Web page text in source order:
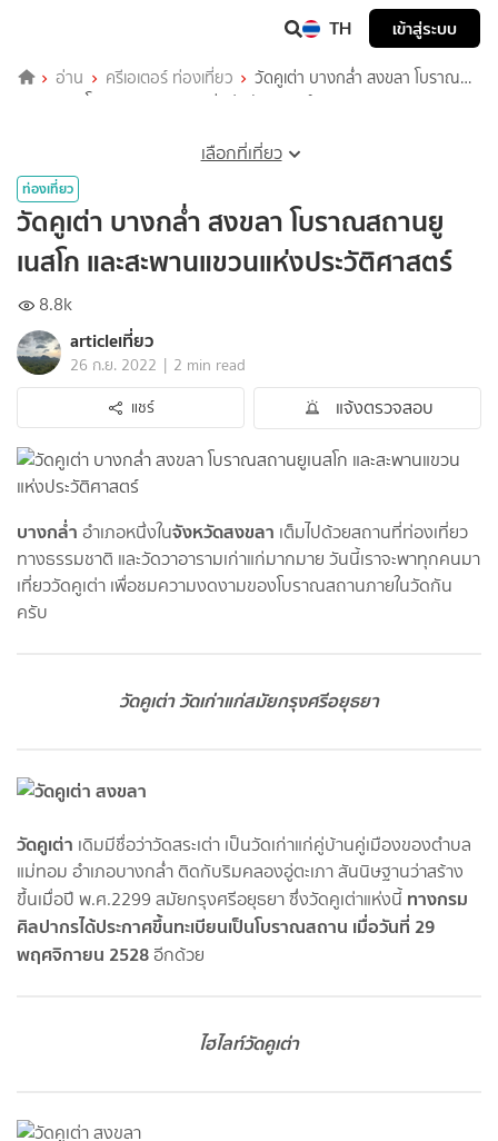
TH เข้าสู่ระบบ
อ่าน ครีเอเตอร์ ท่องเที่ยว
วัดคูเต่า บางกล่ำ สงขลา โบราณ
สถานยูเนสโก และสะพานแขวนแห่งประวัติศาสตร์
เลือกที่เที่ยว
ท่องเที่ยว
วัดคูเต่า บางกล่ำ สงขลา โบราณสถานยู
เนสโก และสะพานแขวนแห่งประวัติศาสตร์
8.8k
articleเที่ยว
26 ก.ย. 2022 | 2 min read
แชร์
แจ้งตรวจสอบ
บางกล่ำ อำเภอหนึ่งในจังหวัดสงขลา เต็มไปด้วยสถานที่ท่องเที่ยว
ทางธรรมชาติ และวัดวาอารามเก่าแก่มากมาย วันนี้เราจะพาทุกคนมา
เที่ยววัดคูเต่า เพื่อชมความงดงามของโบราณสถานภายในวัดกัน
ครับ
วัดคูเต่า วัดเก่าแก่สมัยกรุงศรีอยุธยา
วัดคูเต่า เดิมมีชื่อว่าวัดสระเต่า ​เป็นวัดเก่าแก่คู่บ้านคู่เมืองของตำบล
แม่ทอม อำเภอบางกล่ำ ติดกับริมคลองอู่ตะเภา สันนิษฐานว่าสร้าง
ขึ้นเมื่อปี พ.ศ.2299 สมัยกรุงศรีอยุธยา ซึ่งวัดคูเต่าแห่งนี้ ทางกรม
ศิลปากรได้ประกาศขึ้นทะเบียนเป็นโบราณสถาน เมื่อวันที่ 29
พฤศจิกายน 2528อีกด้วย
ไฮไลท์วัดคูเต่า